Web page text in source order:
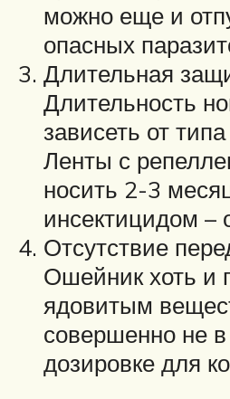
можно еще и
опасных
Длительная
Длительность
зависеть от
Ленты с
носить 2-3
инсектицидом –
Отсутствие
Ошейник хоть и
ядовитым
совершенно не в
дозировке для